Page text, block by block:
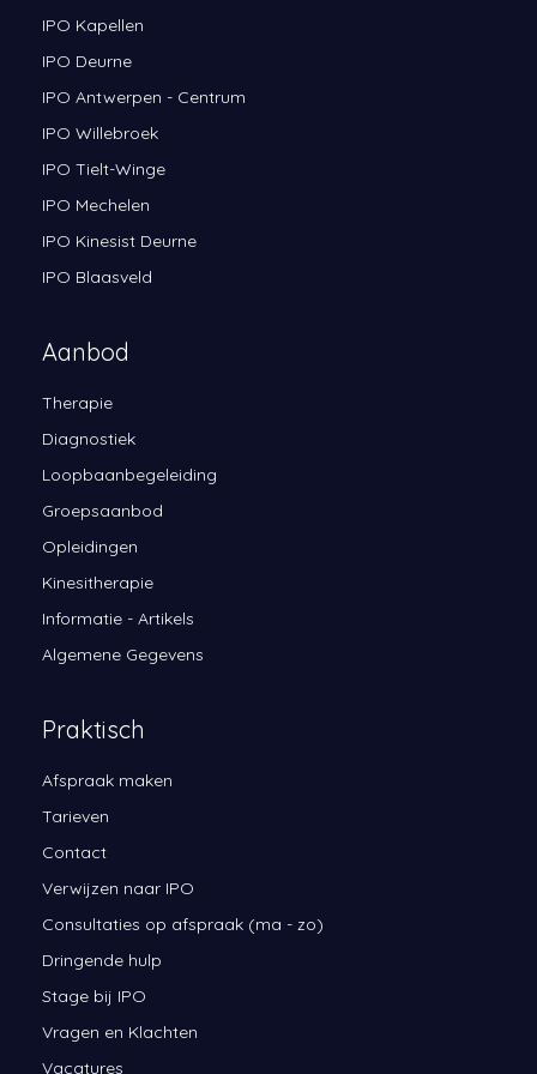
IPO Kapellen
IPO Deurne
IPO Antwerpen - Centrum
IPO Willebroek
IPO Tielt-Winge
IPO Mechelen
IPO Kinesist Deurne
IPO Blaasveld
Aanbod
Therapie
Diagnostiek
Loopbaanbegeleiding
Groepsaanbod
Opleidingen
Kinesitherapie
Informatie - Artikels
Algemene Gegevens
Praktisch
Afspraak maken
Tarieven
Contact
Verwijzen naar IPO
Consultaties op afspraak (ma - zo)
Dringende hulp
Stage bij IPO
Vragen en Klachten
Vacatures